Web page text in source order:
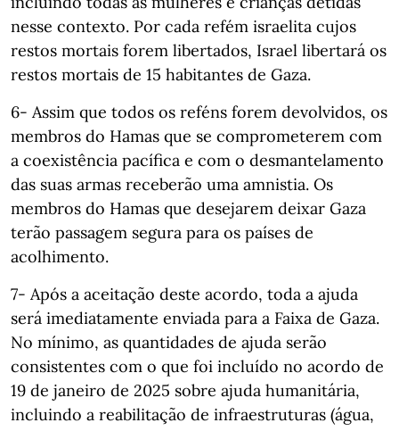
nesse contexto. Por cada refém israelita cujos
restos mortais forem libertados, Israel libertará os
restos mortais de 15 habitantes de Gaza.
6- Assim que todos os reféns forem devolvidos, os
membros do Hamas que se comprometerem com
a coexistência pacífica e com o desmantelamento
das suas armas receberão uma amnistia. Os
membros do Hamas que desejarem deixar Gaza
terão passagem segura para os países de
acolhimento.
7- Após a aceitação deste acordo, toda a ajuda
será imediatamente enviada para a Faixa de Gaza.
No mínimo, as quantidades de ajuda serão
consistentes com o que foi incluído no acordo de
19 de janeiro de 2025 sobre ajuda humanitária,
incluindo a reabilitação de infraestruturas (água,